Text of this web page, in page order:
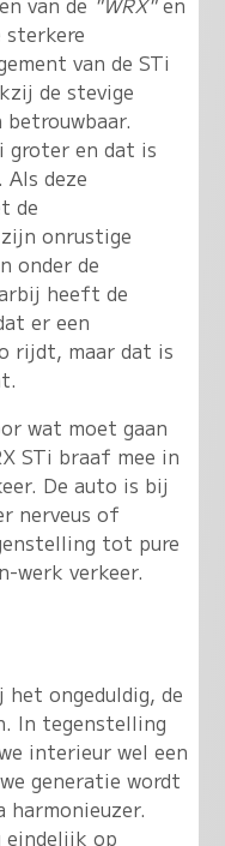
sterkere
van de STi
de stevige
groter en dat is
deze
de
onrustige
onder de
heeft de
er een
rijdt, maar dat is
wat moet gaan
STi braaf mee in
De auto is bij
nerveus of
tot pure
werk verkeer.
ongeduldig, de
In tegenstelling
interieur wel een
generatie wordt
harmonieuzer.
eindelijk op